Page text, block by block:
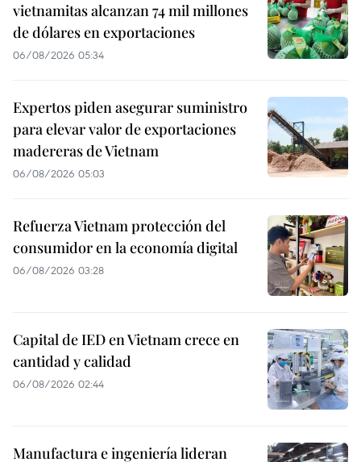
vietnamitas alcanzan 74 mil millones
de dólares en exportaciones
06/08/2026 05:34
Expertos piden asegurar suministro
para elevar valor de exportaciones
madereras de Vietnam
06/08/2026 05:03
Refuerza Vietnam protección del
consumidor en la economía digital
06/08/2026 03:28
Capital de IED en Vietnam crece en
cantidad y calidad
06/08/2026 02:44
Manufactura e ingeniería lideran